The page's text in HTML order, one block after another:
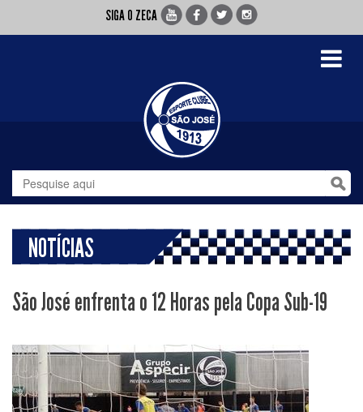
SIGA O ZECA
Toggle
NOTÍCIAS
São José enfrenta o 12 Horas pela Copa Sub-19